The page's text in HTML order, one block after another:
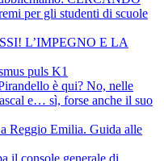
per gli studenti di scuole
L’IMPEGNO E LA
puls K1
è qui? No, nelle
e… sì, forse anche il suo
Reggio Emilia. Guida alle